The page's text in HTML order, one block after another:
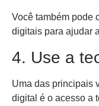
Você também pode
digitais para ajudar
4. Use a
Uma das principais
digital é o acesso a